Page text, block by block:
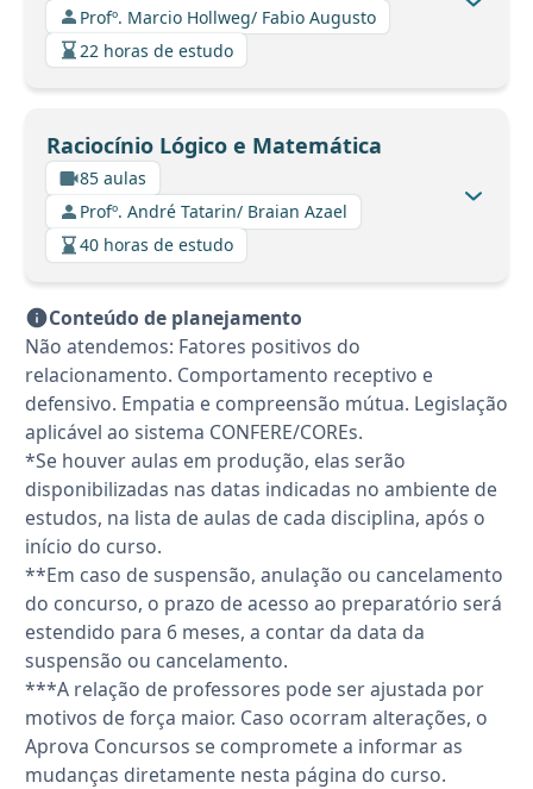
Profº. Marcio Hollweg/ Fabio Augusto
22 horas de estudo
Raciocínio Lógico e Matemática
85 aulas
Profº. André Tatarin/ Braian Azael
40 horas de estudo
Conteúdo de planejamento
Não atendemos: Fatores positivos do
relacionamento. Comportamento receptivo e
defensivo. Empatia e compreensão mútua. Legislação
aplicável ao sistema CONFERE/COREs.
*Se houver aulas em produção, elas serão
disponibilizadas nas datas indicadas no ambiente de
estudos, na lista de aulas de cada disciplina, após o
início do curso.
**Em caso de suspensão, anulação ou cancelamento
do concurso, o prazo de acesso ao preparatório será
estendido para 6 meses, a contar da data da
suspensão ou cancelamento.
***A relação de professores pode ser ajustada por
motivos de força maior. Caso ocorram alterações, o
Aprova Concursos se compromete a informar as
mudanças diretamente nesta página do curso.